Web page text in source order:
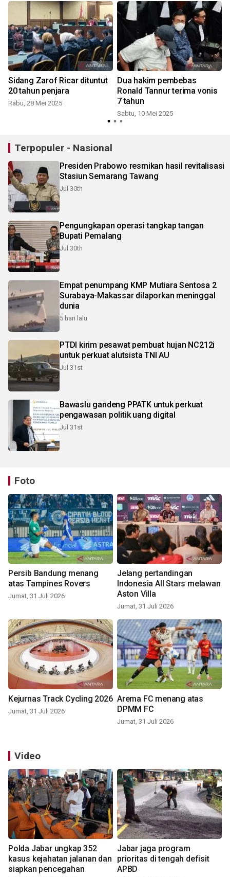
Sidang Zarof Ricar dituntut
20 tahun penjara
Rabu, 28 Mei 2025
Dua hakim pembebas
Ronald Tannur terima vonis
7 tahun
Sabtu, 10 Mei 2025
Terpopuler - Nasional
Presiden Prabowo resmikan hasil revitalisasi
Stasiun Semarang Tawang
Jul 30th
Pengungkapan operasi tangkap tangan
Bupati Pemalang
Jul 30th
Empat penumpang KMP Mutiara Sentosa 2
Surabaya-Makassar dilaporkan meninggal
dunia
5 hari lalu
PTDI kirim pesawat pembuat hujan NC212i
untuk perkuat alutsista TNI AU
Jul 31st
Bawaslu gandeng PPATK untuk perkuat
pengawasan politik uang digital
Jul 31st
Foto
Persib Bandung menang
atas Tampines Rovers
Jumat, 31 Juli 2026
Jelang pertandingan
Indonesia All Stars melawan
Aston Villa
Jumat, 31 Juli 2026
Kejurnas Track Cycling 2026
Jumat, 31 Juli 2026
Arema FC menang atas
DPMM FC
Jumat, 31 Juli 2026
Video
Polda Jabar ungkap 352
kasus kejahatan jalanan dan
siapkan pencegahan
Jabar jaga program
prioritas di tengah defisit
APBD